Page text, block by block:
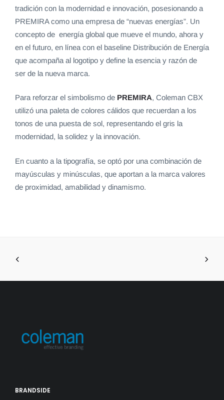
tradición con la modernidad e innovación, posesionando a
PREMIRA como una empresa de “nuevas energías”. Un
concepto de energía global que mueve el mundo, ahora y
en el futuro, en línea con el baseline Distribución de Energía
que acompaña al logotipo y define la esencia y razón de
ser de la nueva marca.
Para reforzar el simbolismo de PREMIRA, Coleman CBX
utilizó una paleta de colores cálidos que recuerdan a los
tonos de una puesta de sol, representando el gris la
modernidad, la solidez y la innovación.
En cuanto a la tipografía, se optó por una combinación de
mayúsculas y minúsculas, que aportan a la marca valores
de proximidad, amabilidad y dinamismo.
BRANDSIDE